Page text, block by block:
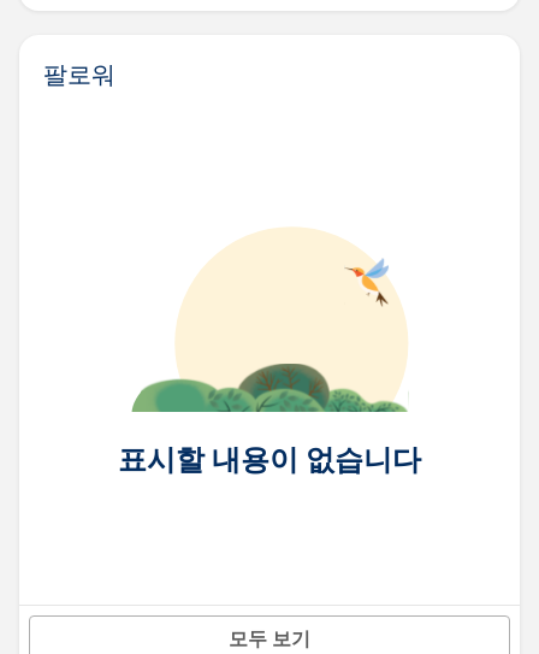
팔로워
표시할 내용이 없습니다
모두 보기